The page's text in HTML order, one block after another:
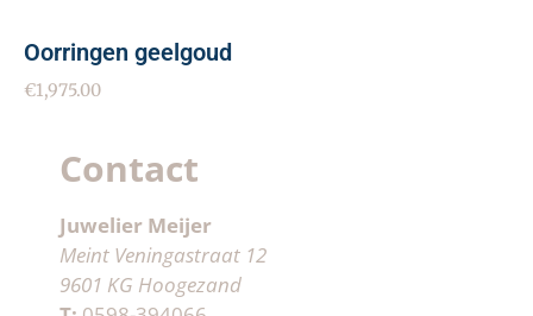
Oorringen geelgoud
€1,975.00
Contact
Juwelier Meijer
Meint Veningastraat 12
9601 KG Hoogezand